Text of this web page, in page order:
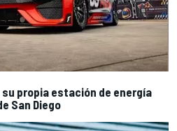
su propia estación de energía
San Diego